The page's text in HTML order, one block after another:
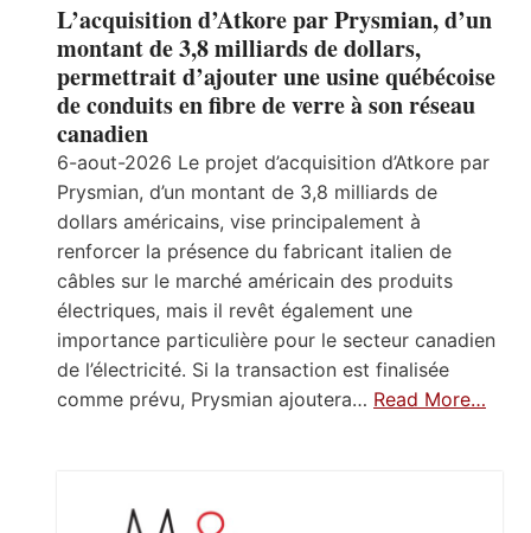
L’acquisition d’Atkore par Prysmian, d’un
montant de 3,8 milliards de dollars,
permettrait d’ajouter une usine québécoise
de conduits en fibre de verre à son réseau
canadien
6-aout-2026 Le projet d’acquisition d’Atkore par
Prysmian, d’un montant de 3,8 milliards de
dollars américains, vise principalement à
renforcer la présence du fabricant italien de
câbles sur le marché américain des produits
électriques, mais il revêt également une
importance particulière pour le secteur canadien
de l’électricité. Si la transaction est finalisée
comme prévu, Prysmian ajoutera… Read More…